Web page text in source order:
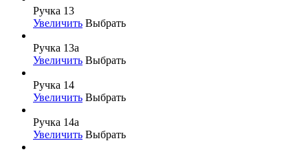
Ручка 13
Увеличить Выбрать
Ручка 13а
Увеличить Выбрать
Ручка 14
Увеличить Выбрать
Ручка 14а
Увеличить Выбрать